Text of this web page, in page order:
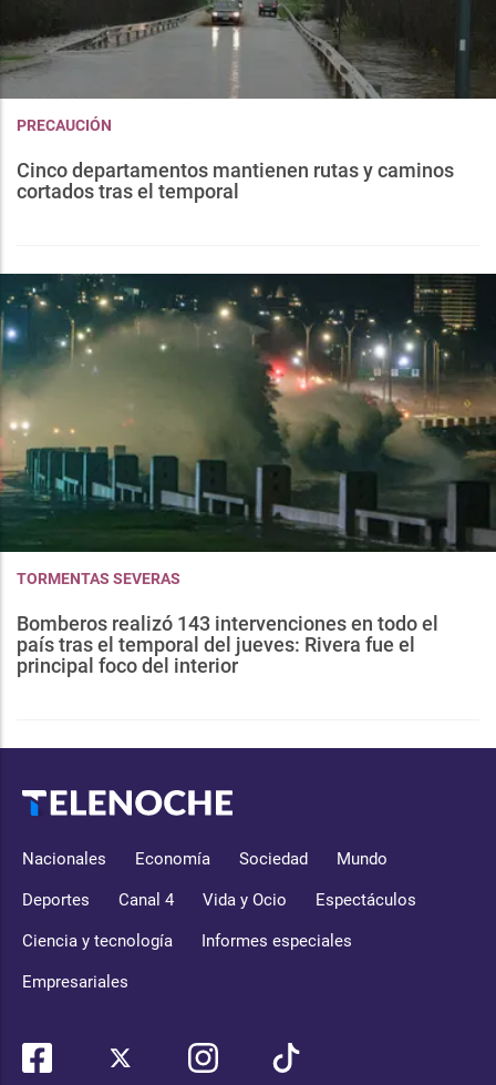
PRECAUCIÓN
Cinco departamentos mantienen rutas y caminos
cortados tras el temporal
TORMENTAS SEVERAS
Bomberos realizó 143 intervenciones en todo el
país tras el temporal del jueves: Rivera fue el
principal foco del interior
Nacionales Economía Sociedad Mundo
Deportes Canal 4 Vida y Ocio Espectáculos
Ciencia y tecnología Informes especiales
Empresariales